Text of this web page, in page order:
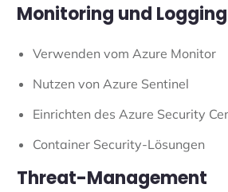
Monitoring und Logging
Verwenden vom Azure Monitor
Nutzen von Azure Sentinel
Einrichten des Azure Security
Container Security-Lösungen
Threat-Management